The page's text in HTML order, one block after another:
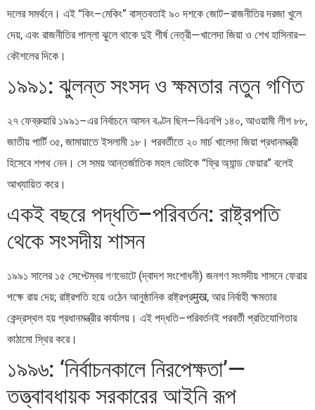
দলের সমর্থনে। এই “কিং–মেকিং” বাস্তবতাই ৯০ দশকে জোট–রাজনীতির দরজা খুলে
দেয়, এবং রাজনীতির পাল্লা ঝুলে থাকে দুই শীর্ষ নেত্রী—খালেদা জিয়া ও শেখ হাসিনার—
কৌশলের দিকে।
১৯৯১: ঝুলন্ত সংসদ ও ক্ষমতার নতুন গণিত
২৭ ফেব্রুয়ারি ১৯৯১–এর নির্বাচনে আসন বণ্টন ছিল—বিএনপি ১৪০, আওয়ামী লীগ ৮৮,
জাতীয় পার্টি ৩৫, জামায়াতে ইসলামী ১৮। পরবর্তীতে ২০ মার্চ খালেদা জিয়া প্রধানমন্ত্রী
হিসেবে শপথ নেন। সে সময় আন্তর্জাতিক মহল ভোটকে “ফ্রি অ্যান্ড ফেয়ার” বলেই
আখ্যায়িত করে।
একই বছরে পদ্ধতি–পরিবর্তন: রাষ্ট্রপতি
থেকে সংসদীয় শাসন
১৯৯১ সালের ১৫ সেপ্টেম্বর গণভোটে (দ্বাদশ সংশোধনী) জনগণ সংসদীয় শাসনে ফেরার
পক্ষে রায় দেয়; রাষ্ট্রপতি হয়ে ওঠেন আনুষ্ঠানিক রাষ্ট্রপ্রमुख, আর নির্বাহী ক্ষমতার
কেন্দ্রস্থল হয় প্রধানমন্ত্রীর কার্যালয়। এই পদ্ধতি–পরিবর্তনই পরবর্তী প্রতিযোগিতার
কাঠামো স্থির করে।
১৯৯৬: ‘নির্বাচনকালে নিরপেক্ষতা’—
তত্ত্বাবধায়ক সরকারের আইনি রূপ